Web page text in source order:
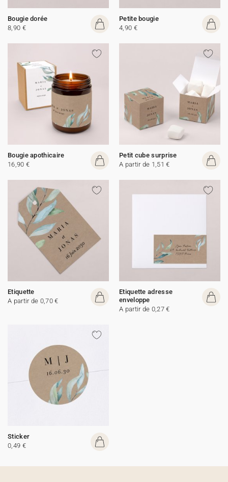
Bougie dorée
8,90 €
Petite bougie
4,90 €
Bougie apothicaire
16,90 €
Petit cube surprise
A partir de 1,51 €
Etiquette
A partir de 0,70 €
Etiquette adresse
enveloppe
A partir de 0,27 €
Sticker
0,49 €